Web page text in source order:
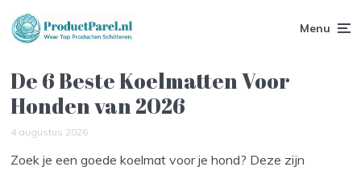
Menu
De 6 Beste Koelmatten Voor
Honden van 2026
4 augustus 2026
Zoek je een goede koelmat voor je hond? Deze zijn